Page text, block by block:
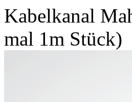
Kabelkanal
mal 1m Stück)